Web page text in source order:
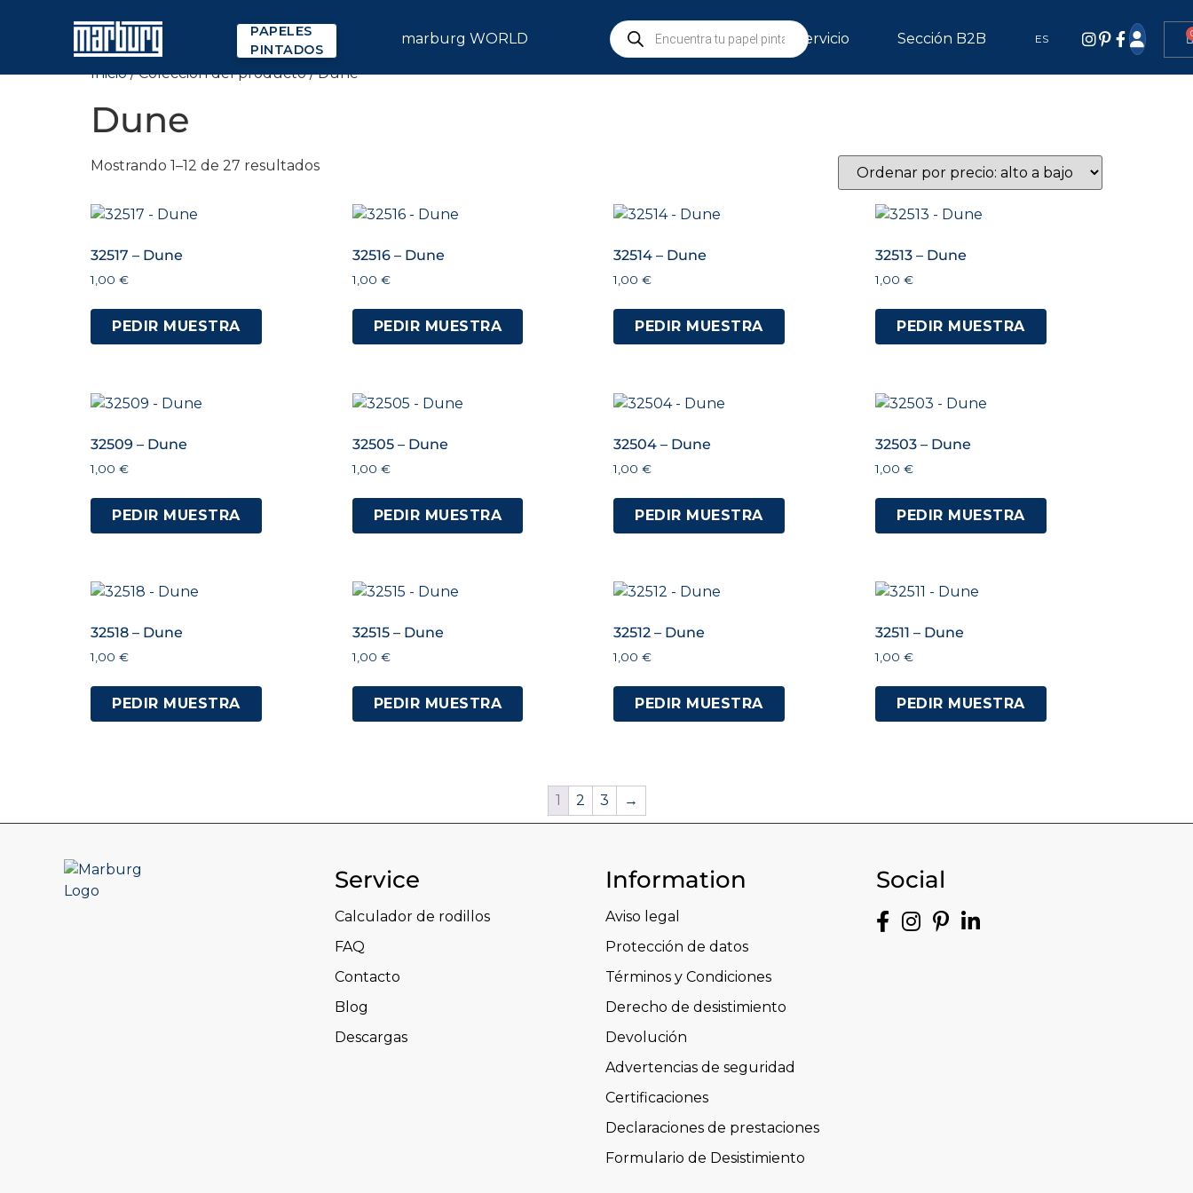
PAPELES
PINTADOS
marburg WORLD Servicio Sección B2B ES
Inicio/ Colección del producto / Dune
Dune
Mostrando 1–12 de 27 resultados
32517 – Dune
1,00 €
PEDIR MUESTRA
32516 – Dune
1,00 €
PEDIR MUESTRA
32514 – Dune
1,00€
PEDIR MUESTRA
32513 – Dune
1,00€
PEDIR MUESTRA
32509 – Dune
1,00 €
PEDIR MUESTRA
32505 – Dune
1,00 €
PEDIR MUESTRA
32504 – Dune
1,00€
PEDIR MUESTRA
32503 – Dune
1,00€
PEDIR MUESTRA
32518 – Dune
1,00 €
PEDIR MUESTRA
32515 – Dune
1,00 €
PEDIR MUESTRA
32512 – Dune
1,00€
PEDIR MUESTRA
32511 – Dune
1,00€
PEDIR MUESTRA
1 2 3 →
Service
Calculador de rodillos
FAQ
Contacto
Blog
Descargas
Information
Aviso legal
Protección de datos
Términos y Condiciones
Derecho de desistimiento
Devolución
Advertencias de seguridad
Certificaciones
Declaraciones de prestaciones
Formulario de Desistimiento
Social